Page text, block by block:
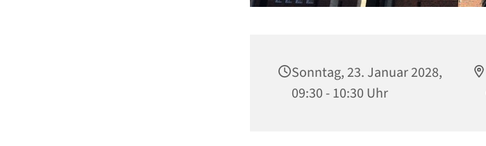
Sonntag, 23. Januar 2028,
09:30 - 10:30 Uhr